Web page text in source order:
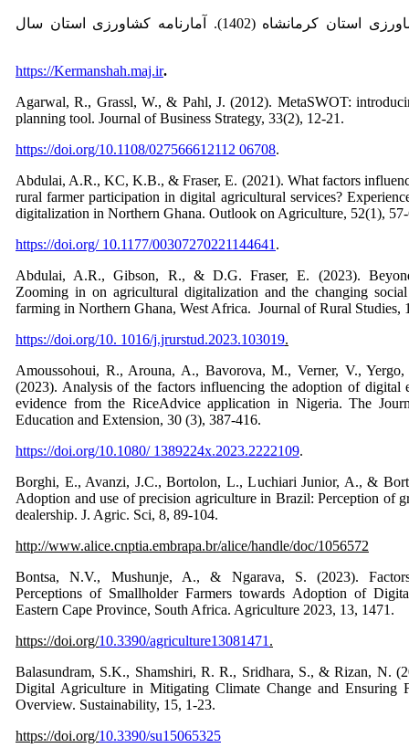
سازمان جهاد کشاورزی استان کرمانشاه (1402). آمارنامه کشاورزی استان سال
https://Kermanshah.maj.ir.
Agarwal, R., Grassl, W., & Pahl, J. (2012). MetaSWOT:
planning tool. Journal of Business Strategy, 33(2), 12-21.
https://doi.org/10.1108/027566612112 06708.
Abdulai, A.R., KC, K.B., & Fraser, E. (2021). What factors
rural farmer participation in digital agricultural services?
digitalization in Northern Ghana. Outlook on Agriculture, 52(1),
https://doi.org/ 10.1177/00307270221144641 .
Abdulai, A.R., Gibson, R., & D.G. Fraser, E. (2023).
Zooming in on agricultural digitalization and the changing
farming in Northern Ghana, West Africa. Journal of Rural Studies,
https://doi.org/10. 1016/j.jrurstud.2023.103019.
Amoussohoui, R., Arouna, A., Bavorova, M., Verner, V.,
(2023). Analysis of the factors influencing the adoption of digital
evidence from the RiceAdvice application in Nigeria. The
Education and Extension, 30 (3), 387-416.
https://doi.org/10.1080/ 1389224x.2023.2222109.
Borghi, E., Avanzi, J.C., Bortolon, L., Luchiari Junior, A., &
Adoption and use of precision agriculture in Brazil: Perception of
dealership. J. Agric. Sci, 8, 89-104.
http://www.alice.cnptia.embrapa.br/alice/handle/doc/1056572
Bontsa, N.V., Mushunje, A., & Ngarava, S. (2023).
Perceptions of Smallholder Farmers towards Adoption of
Eastern Cape Province, South Africa. Agriculture 2023, 13, 1471.
https://doi.org/10.3390/agriculture13081471 .
Balasundram, S.K., Shamshiri, R. R., Sridhara, S., & Rizan, N.
Digital Agriculture in Mitigating Climate Change and Ensuring
Overview. Sustainability, 15, 1-23.
https://doi.org/10.3390/su15065325